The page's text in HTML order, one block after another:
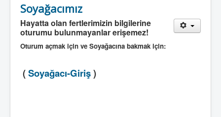
Soyağacımız
Hayatta olan fertlerimizin bilgilerine
oturumu bulunmayanlar erişemez!
Oturum açmak için ve Soyağacına bakmak için:
(Soyağacı-Giriş)